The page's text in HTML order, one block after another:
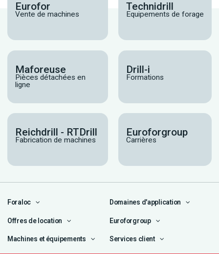
Eurofor
Vente de machines
Technidrill
Equipements de forage
Maforeuse
Pièces détachées en
ligne
Drill-i
Formations
Reichdrill - RTDrill
Fabrication de machines
Euroforgroup
Carrières
Foraloc Domaines d'application
Offres de location Euroforgroup
Machines et équipements Services client